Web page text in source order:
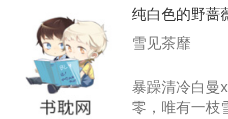
纯白色的野蔷
雪见茶靡
暴躁清冷白曼
零，唯有一枝